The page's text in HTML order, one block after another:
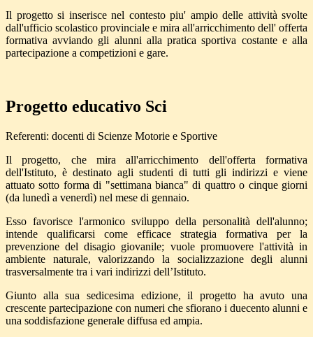
Il progetto si inserisce nel contesto piu' ampio delle attività svolte
dall'ufficio scolastico provinciale e mira all'arricchimento dell' offerta
formativa avviando gli alunni alla pratica sportiva costante e alla
partecipazione a competizioni e gare.
Progetto educativo Sci
Referenti: docenti di Scienze Motorie e Sportive
Il progetto, che mira all'arricchimento dell'offerta formativa
dell'Istituto, è destinato agli studenti di tutti gli indirizzi e viene
attuato sotto forma di "settimana bianca" di quattro o cinque giorni
(da lunedì a venerdì) nel mese di gennaio.
Esso favorisce l'armonico sviluppo della personalità dell'alunno;
intende qualificarsi come efficace strategia formativa per la
prevenzione del disagio giovanile; vuole promuovere l'attività in
ambiente naturale, valorizzando la socializzazione degli alunni
trasversalmente tra i vari indirizzi dell’Istituto.
Giunto alla sua sedicesima edizione, il progetto ha avuto una
crescente partecipazione con numeri che sfiorano i duecento alunni e
una soddisfazione generale diffusa ed ampia.